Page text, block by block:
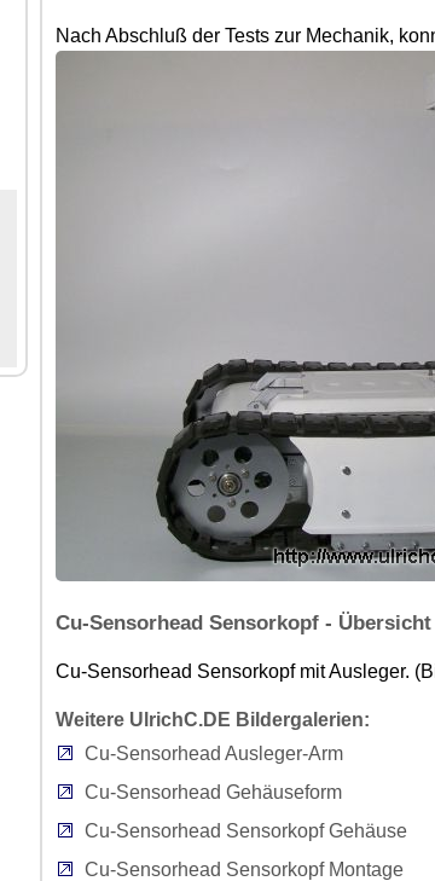
Nach Abschluß der Tests zur Mechanik,
Cu-Sensorhead Sensorkopf - Übersicht
Cu-Sensorhead Sensorkopf mit Ausleger.
Weitere UlrichC.DE Bildergalerien:
Cu-Sensorhead Ausleger-Arm
Cu-Sensorhead Gehäuseform
Cu-Sensorhead Sensorkopf Gehäuse
Cu-Sensorhead Sensorkopf Montage